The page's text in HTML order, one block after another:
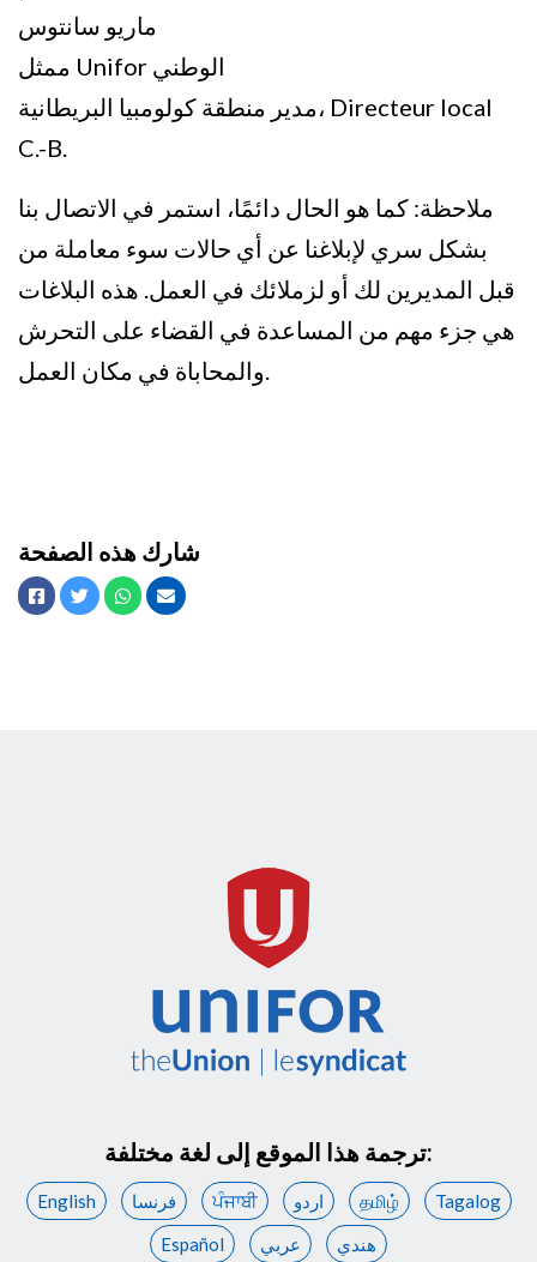
ماريو سانتوس
ممثل Unifor الوطني
مدير منطقة كولومبيا البريطانية، Directeur local
C.-B.
ملاحظة: كما هو الحال دائمًا، استمر في الاتصال بنا
بشكل سري لإبلاغنا عن أي حالات سوء معاملة من
قبل المديرين لك أو لزملائك في العمل. هذه البلاغات
هي جزء مهم من المساعدة في القضاء على التحرش
والمحاباة في مكان العمل.
شارك هذه الصفحة
الفيسبوكتويتر واتس ابالبريد الإلكتروني
ترجمة هذا الموقع إلى لغة مختلفة:
English فرنسا ਪੰਜਾਬੀ اردو தமிழ்
Tagalog
Español
عربي هندي